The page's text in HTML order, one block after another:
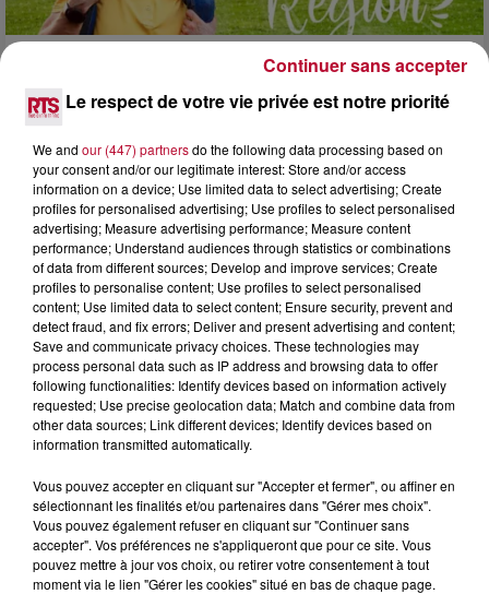
NOS IDÉES DE SORTIE POUR CE WEEK-END
Comme tous les vendredis, voici une petite sélection des
rendez-vous à ne pas manquer dans le coin. Que vous ayez
envie de voyager à l'autre bout du monde,...
7 août 2026
DINER CONCERT À LA MJC DE MARSEILLAN
Le respect de votre vie privée est notre priorité
We and our (447) partnersdo the following data processing based on
your consent and/or our legitimate interest: Store and/or access
information on a device; Use limited data to select advertising; Create
profiles for personalised advertising; Use profiles to select personalised
advertising; Measure advertising performance; Measure content
performance; Understand audiences through statistics or combinations
of data from different sources; Develop and improve services; Create
profiles to personalise content; Use profiles to select personalised
content; Use limited data to select content; Ensure security, prevent and
detect fraud, and fix errors; Deliver and present advertising and content;
Save and communicate privacy choices. These technologies may
process personal data such as IP address and browsing data to offer
following functionalities: Identify devices based on information actively
requested; Use precise geolocation data; Match and combine data from
other data sources; Link different devices; Identify devices based on
information transmitted automatically.
Vous pouvez accepter en cliquant sur "Accepter et fermer", ou affiner en
sélectionnant les finalités et/ou partenaires dans "Gérer mes choix".
Vous pouvez également refuser en cliquant sur "Continuer sans
accepter". Vos préférences ne s'appliqueront que pour ce site. Vous
pouvez mettre à jour vos choix, ou retirer votre consentement à tout
moment via le lien "Gérer les cookies" situé en bas de chaque page.
Continuer sans accepter